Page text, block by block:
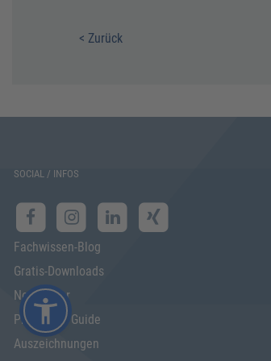
< Zurück
SOCIAL / INFOS
Fachwissen-Blog
Gratis-Downloads
Newsletter
Programm Guide
Auszeichnungen